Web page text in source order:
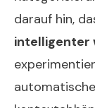
darauf hin,
intelligenter